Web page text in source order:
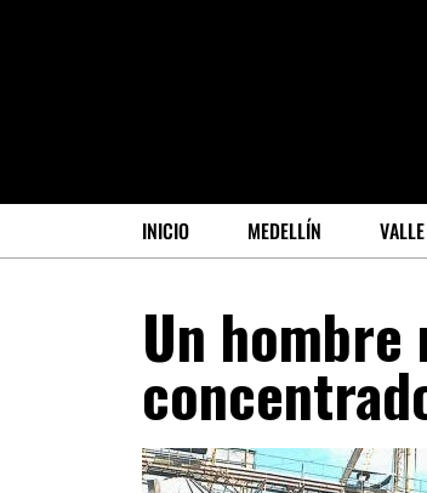
INICIO MEDELLÍN
Un